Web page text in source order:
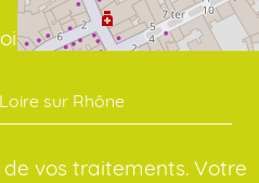
en quelques clics:
sur Rhône
de vos traitements. Votre